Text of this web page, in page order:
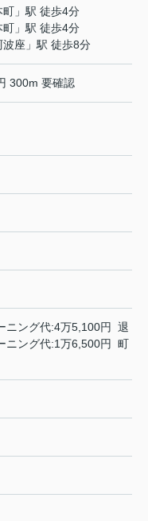
町 」駅 徒歩4分
町 」駅 徒歩4分
波座 」駅 徒歩8分
300m 要確認
ニング代:4万5,100円 退
ニング代:1万6,500円 町